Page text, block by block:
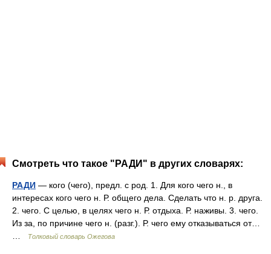
Смотреть что такое "РАДИ" в других словарях:
РАДИ — кого (чего), предл. с род. 1. Для кого чего н., в
интересах кого чего н. Р. общего дела. Сделать что н. р. друга.
2. чего. С целью, в целях чего н. Р. отдыха. Р. наживы. 3. чего.
Из за, по причине чего н. (разг.). Р. чего ему отказываться от…
Толковый словарь Ожегова